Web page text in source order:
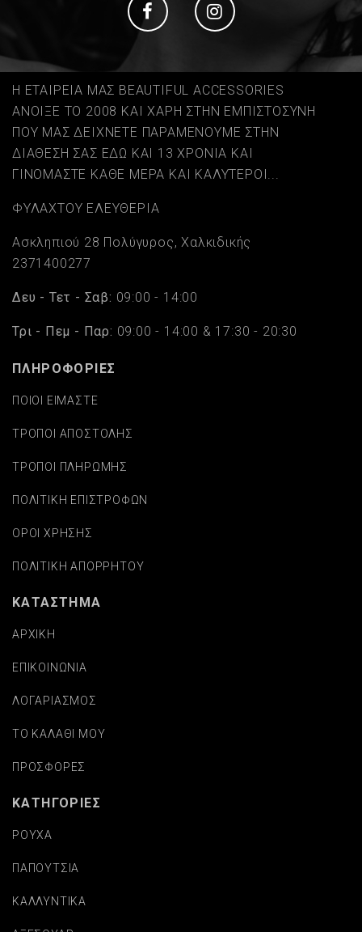
Social Social
Η ΕΤΑΙΡΕΙΑ ΜΑΣ BEAUTIFUL ACCESSORIES
ΑΝΟΙΞΕ ΤΟ 2008 ΚΑΙ ΧΑΡΗ ΣΤΗΝ ΕΜΠΙΣΤΟΣΥΝΗ
ΠΟΥ ΜΑΣ ΔΕΙΧΝΕΤΕ ΠΑΡΑΜΕΝΟΥΜΕ ΣΤΗΝ
ΔΙΑΘΕΣΗ ΣΑΣ ΕΔΩ ΚΑΙ 13 ΧΡΟΝΙΑ ΚΑΙ
ΓΙΝΟΜΑΣΤΕ ΚΑΘΕ ΜΕΡΑ ΚΑΙ ΚΑΛΥΤΕΡΟΙ...
ΦΥΛΑΧΤΟΥ ΕΛΕΥΘΕΡΙΑ
Ασκληπιού 28 Πολύγυρος, Χαλκιδικής
2371400277
Δευ - Τετ - Σαβ: 09:00 - 14:00
Τρι - Πεμ - Παρ: 09:00 - 14:00 & 17:30 - 20:30
ΠΛΗΡΟΦΟΡΙΕΣ
ΠΟΙΟΙ ΕΙΜΑΣΤΕ
ΤΡΟΠΟΙ ΑΠΟΣΤΟΛΗΣ
ΤΡΟΠΟΙ ΠΛΗΡΩΜΗΣ
ΠΟΛΙΤΙΚΗ ΕΠΙΣΤΡΟΦΩΝ
ΟΡΟΙ ΧΡΗΣΗΣ
ΠΟΛΙΤΙΚΗ ΑΠΟΡΡΗΤΟΥ
ΚΑΤΑΣΤΗΜΑ
ΑΡΧΙΚΗ
ΕΠΙΚΟΙΝΩΝΙΑ
ΛΟΓΑΡΙΑΣΜΟΣ
ΤΟ ΚΑΛΑΘΙ ΜΟΥ
ΠΡΟΣΦΟΡΕΣ
ΚΑΤΗΓΟΡΙΕΣ
ΡΟΥΧΑ
ΠΑΠΟΥΤΣΙΑ
ΚΑΛΛΥΝΤΙΚΑ